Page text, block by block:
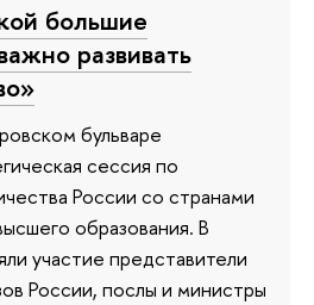
большие
развивать
бульваре
сессия по
России со странами
образования. В
участие представители
России, послы и министры